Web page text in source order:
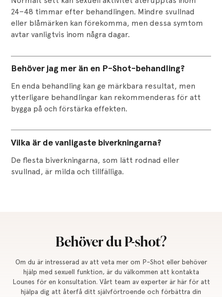
24–48 timmar efter behandlingen. Mindre svullnad
eller blåmärken kan förekomma, men dessa symtom
avtar vanligtvis inom några dagar.
Behöver jag mer än en P-Shot-behandling?
En enda behandling kan ge märkbara resultat, men
ytterligare behandlingar kan rekommenderas för att
bygga på och förstärka effekten.
Vilka är de vanligaste biverkningarna?
De flesta biverkningarna, som lätt rodnad eller
svullnad, är milda och tillfälliga.
Behöver du P-shot?
Om du är intresserad av att veta mer om P-Shot eller behöver
hjälp med sexuell funktion, är du välkommen att kontakta
Lounes för en konsultation. Vårt team av experter är här för att
hjälpa dig att återfå ditt självförtroende och förbättra din